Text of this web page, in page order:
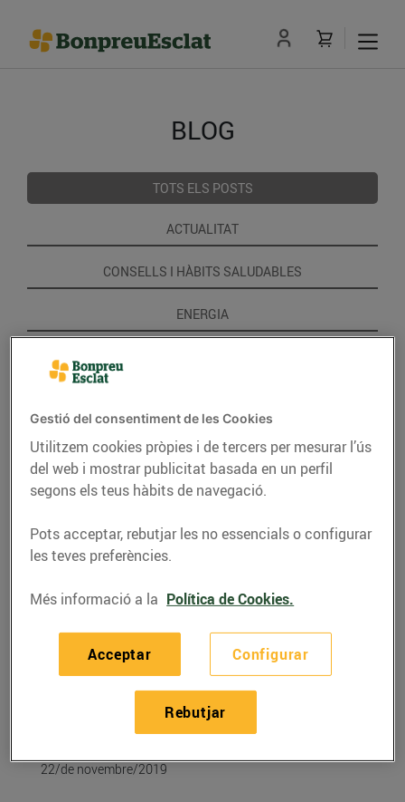
BLOG
TOTS ELS POSTS
ACTUALITAT
CONSELLS I HÀBITS SALUDABLES
ENERGIA
RECEPTES
Recepta de conill a la
cassola amb cervesa
22/de novembre/2019
Gestió del consentiment de les Cookies
Utilitzem cookies pròpies i de tercers per mesurar l’ús
del web i mostrar publicitat basada en un perfil
segons els teus hàbits de navegació.
Pots acceptar, rebutjar les no essencials o configurar
les teves preferències.
Més informació a la Política de Cookies.
Configurar
Rebutjar
Acceptar